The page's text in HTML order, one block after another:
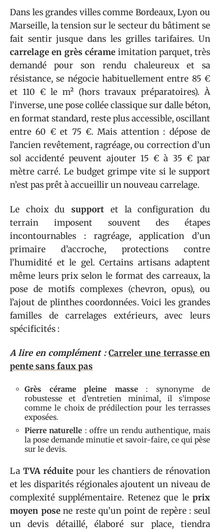
Dans les grandes villes comme Bordeaux, Lyon ou
Marseille, la tension sur le secteur du bâtiment se
fait sentir jusque dans les grilles tarifaires. Un
carrelage en grès cérame imitation parquet, très
demandé pour son rendu chaleureux et sa
résistance, se négocie habituellement entre 85 €
et 110 € le m² (hors travaux préparatoires). À
l’inverse, une pose collée classique sur dalle béton,
en format standard, reste plus accessible, oscillant
entre 60 € et 75 €. Mais attention : dépose de
l’ancien revêtement, ragréage, ou correction d’un
sol accidenté peuvent ajouter 15 € à 35 € par
mètre carré. Le budget grimpe vite si le support
n’est pas prêt à accueillir un nouveau carrelage.
Le choix dusupport et la configuration du
terrain imposent souvent des étapes
incontournables : ragréage, application d’un
primaire d’accroche, protections contre
l’humidité et le gel. Certains artisans adaptent
même leurs prix selon le format des carreaux, la
pose de motifs complexes (chevron, opus), ou
l’ajout de plinthes coordonnées. Voici les grandes
familles de carrelages extérieurs, avec leurs
spécificités :
A lire en complément : Carreler une terrasse en
pente sans faux pas
Grès cérame pleine masse: synonyme de
robustesse et d’entretien minimal, il s’impose
comme le choix de prédilection pour les terrasses
exposées.
Pierre naturelle : offre un rendu authentique, mais
la pose demande minutie et savoir-faire, ce qui pèse
sur le devis.
La TVA réduite pour les chantiers de rénovation
et les disparités régionales ajoutent un niveau de
complexité supplémentaire. Retenez que le prix
moyen posene reste qu’un point de repère : seul
un devis détaillé, élaboré sur place, tiendra